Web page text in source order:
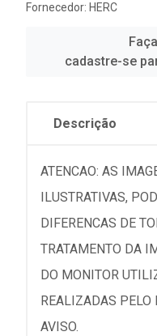
Fornecedor: HERC
cadastre-se
Descrição
ATENCAO: AS
ILUSTRATIVAS,
DIFERENCAS DE
TRATAMENTO DA
DO MONITOR
REALIZADAS PELO
AVISO.